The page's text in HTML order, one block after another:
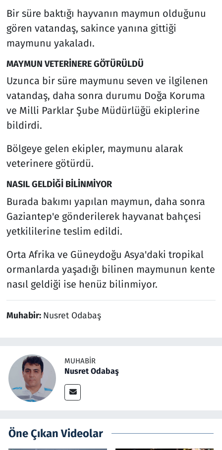
Bir süre baktığı hayvanın maymun olduğunu
gören vatandaş, sakince yanına gittiği
maymunu yakaladı.
MAYMUN VETERİNERE GÖTÜRÜLDÜ
Uzunca bir süre maymunu seven ve ilgilenen
vatandaş, daha sonra durumu Doğa Koruma
ve Milli Parklar Şube Müdürlüğü ekiplerine
bildirdi.
Bölgeye gelen ekipler, maymunu alarak
veterinere götürdü.
NASIL GELDİĞİ BİLİNMİYOR
Burada bakımı yapılan maymun, daha sonra
Gaziantep'e gönderilerek hayvanat bahçesi
yetkililerine teslim edildi.
Orta Afrika ve Güneydoğu Asya'daki tropikal
ormanlarda yaşadığı bilinen maymunun kente
nasıl geldiği ise henüz bilinmiyor.
Muhabir: Nusret Odabaş
MUHABIR
Nusret Odabaş
Öne Çıkan Videolar